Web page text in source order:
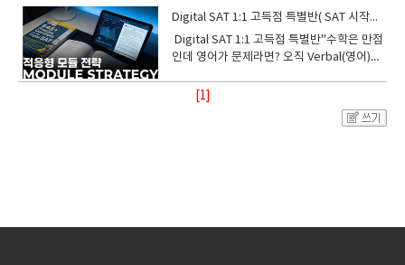
인의 레벨을 알고싶으면 레벨테스트에서 제
너럴테스를 응시하면 본인의 실력평가가 됩
니다. 수강대상) 영어실력향상을 목적으로 자
극을 받기위해서 공부하는 경우국제학교 진
학및 유학의 목적으로 하는 경우 미국과 영국,
호주, 캐나다, 스위스, 필리핀 대학 입학을 준
비하는 경우에 따른 주니어 토플 점수 제출 토
습이 이루어집니다. 따라서 단순한 영어 시험
준비만으로는 부족하며, 실제 수업을 따라갈
수 있는 종합적인 영어 역량이 필요합니다. 잉
글리쉬700은 국제중 입학과 이후 학업에 필
요한 리딩·스피킹·라이팅·토론·에세이 작성
등 전 영역을 체계적으로 준비할 수 있는 전문
프로그램을 제공합니다.특히, 많은 학부모님
들이 어려워하는 자기소개서(자소서) 작성과
Digital SAT 1:1 고득점 특별반( SAT 시작에서 고득점까지)( 추천 ★★★★★)
Digital SAT 1:1 고득점 특별반"수학은 만점
인데 영어가 문제라면? 오직 Verbal(영어)에
란? (Adaptive Testing) 미국 대학 입학 자
격시험인 SAT가 2024년부터 전면 디지털 방
식으로 변경되었습니다. 가장 큰 특징은 '적응
문, 깊어진 논리: 지문의 길이는 짧아졌지만,
[1]